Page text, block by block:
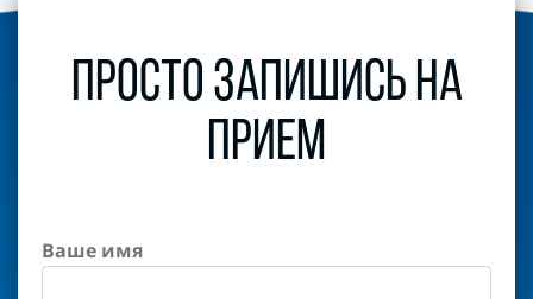
Просто запишись на
прием
Ваше имя